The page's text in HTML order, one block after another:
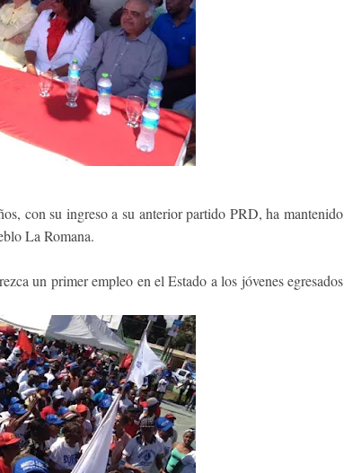
con su ingreso a su anterior partido PRD, ha mantenido
La Romana.
un primer empleo en el Estado a los jóvenes egresados